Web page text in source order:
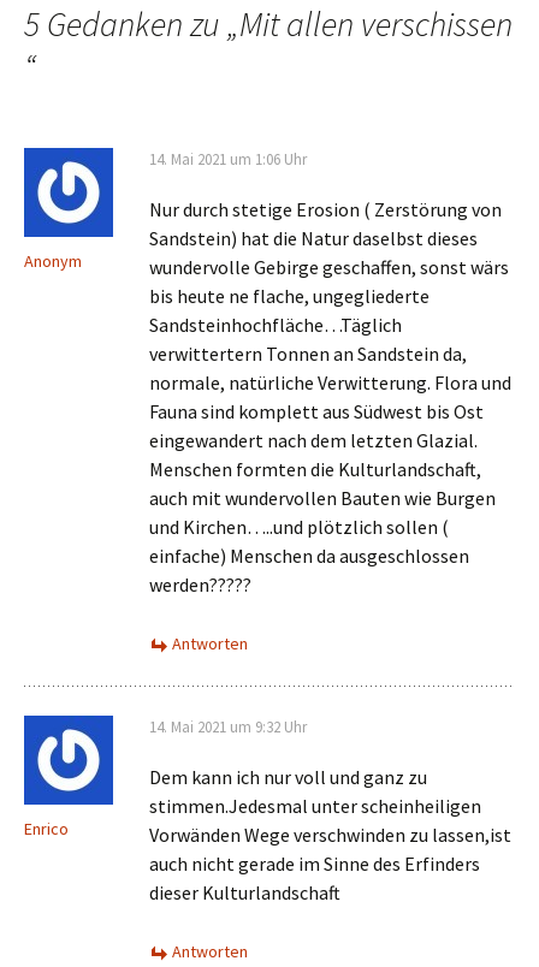
5 Gedanken zu „Mit allen verschissen
“
Anonym
14. Mai 2021 um 1:06 Uhr
Nur durch stetige Erosion ( Zerstörung von
Sandstein) hat die Natur daselbst dieses
wundervolle Gebirge geschaffen, sonst wärs
bis heute ne flache, ungegliederte
Sandsteinhochfläche…Täglich
verwittertern Tonnen an Sandstein da,
normale, natürliche Verwitterung. Flora und
Fauna sind komplett aus Südwest bis Ost
eingewandert nach dem letzten Glazial.
Menschen formten die Kulturlandschaft,
auch mit wundervollen Bauten wie Burgen
und Kirchen…..und plötzlich sollen (
einfache) Menschen da ausgeschlossen
werden?????
Antworten
Enrico
14. Mai 2021 um 9:32 Uhr
Dem kann ich nur voll und ganz zu
stimmen.Jedesmal unter scheinheiligen
Vorwänden Wege verschwinden zu lassen,ist
auch nicht gerade im Sinne des Erfinders
dieser Kulturlandschaft
Antworten